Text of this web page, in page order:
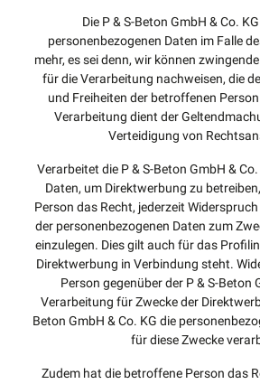
Die P & S-Beton GmbH & Co.
personenbezogenen Daten im Falle
mehr, es sei denn, wir können
für die Verarbeitung nachweisen, die
und Freiheiten der betroffenen
Verarbeitung dient der
Verteidigung von
Verarbeitet die P & S-Beton GmbH &
Daten, um Direktwerbung zu
Person das Recht, jederzeit
der personenbezogenen Daten zum
einzulegen. Dies gilt auch für das
Direktwerbung in Verbindung steht.
Person gegenüber der P & S-Beton
Verarbeitung für Zwecke der
Beton GmbH & Co. KG die
für diese Zwecke
Zudem hat die betroffene Person das